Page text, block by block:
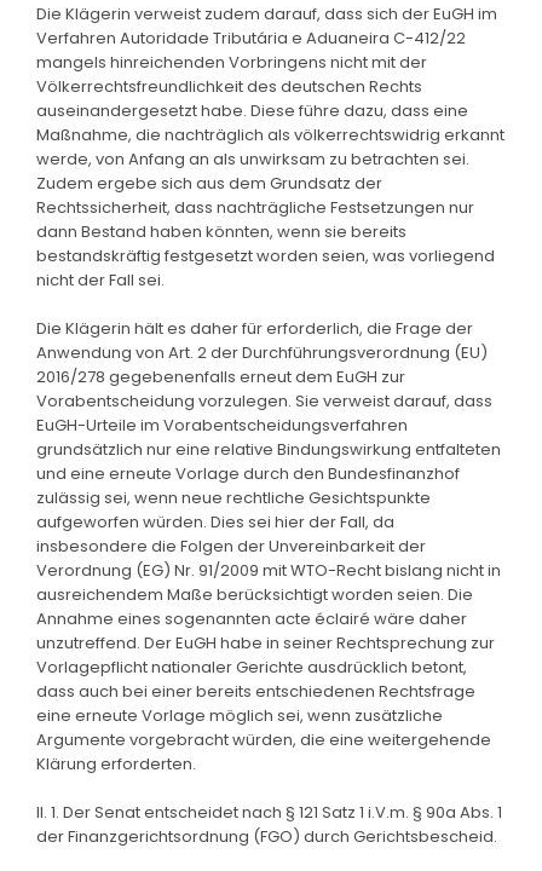
Die Klägerin verweist zudem darauf, dass sich der EuGH im
Verfahren Autoridade Tributária e Aduaneira C-412/22
mangels hinreichenden Vorbringens nicht mit der
Völkerrechtsfreundlichkeit des deutschen Rechts
auseinandergesetzt habe. Diese führe dazu, dass eine
Maßnahme, die nachträglich als völkerrechtswidrig erkannt
werde, von Anfang an als unwirksam zu betrachten sei.
Zudem ergebe sich aus dem Grundsatz der
Rechtssicherheit, dass nachträgliche Festsetzungen nur
dann Bestand haben könnten, wenn sie bereits
bestandskräftig festgesetzt worden seien, was vorliegend
nicht der Fall sei.
Die Klägerin hält es daher für erforderlich, die Frage der
Anwendung von Art. 2 der Durchführungsverordnung (EU)
2016/278 gegebenenfalls erneut dem EuGH zur
Vorabentscheidung vorzulegen. Sie verweist darauf, dass
EuGH-Urteile im Vorabentscheidungsverfahren
grundsätzlich nur eine relative Bindungswirkung entfalteten
und eine erneute Vorlage durch den Bundesfinanzhof
zulässig sei, wenn neue rechtliche Gesichtspunkte
aufgeworfen würden. Dies sei hier der Fall, da
insbesondere die Folgen der Unvereinbarkeit der
Verordnung (EG) Nr. 91/2009 mit WTO-Recht bislang nicht in
ausreichendem Maße berücksichtigt worden seien. Die
Annahme eines sogenannten acte éclairé wäre daher
unzutreffend. Der EuGH habe in seiner Rechtsprechung zur
Vorlagepflicht nationaler Gerichte ausdrücklich betont,
dass auch bei einer bereits entschiedenen Rechtsfrage
eine erneute Vorlage möglich sei, wenn zusätzliche
Argumente vorgebracht würden, die eine weitergehende
Klärung erforderten.
II. 1. Der Senat entscheidet nach § 121 Satz 1 i.V.m. § 90a Abs. 1
der Finanzgerichtsordnung (FGO) durch Gerichtsbescheid.